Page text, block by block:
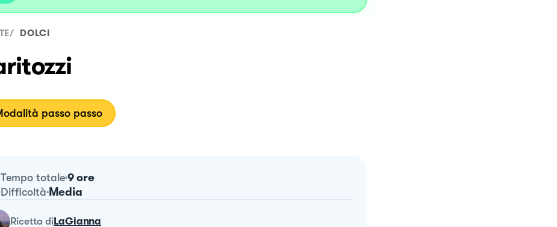
/ DOLCI
passo passo
Tempo totale 9 ore
Difficoltà Media
ricetta diLaGianna